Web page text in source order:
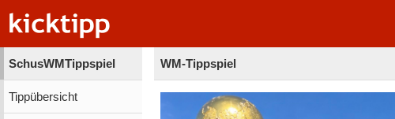
SchusWMTippspiel
Tippübersicht
WM-Tippspiel